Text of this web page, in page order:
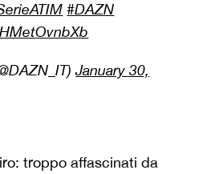
#DAZN
January 30,
troppo affascinati da